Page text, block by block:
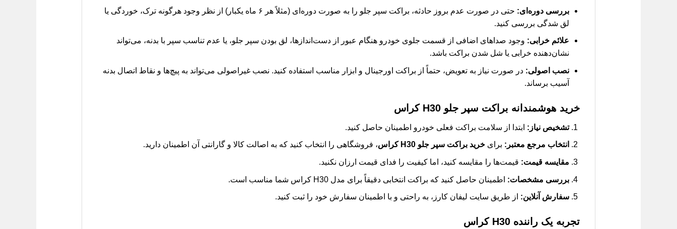
بررسی دوره‌ای:
حتی در صورت عدم بروز حادثه، براکت سپر جلو را به صورت دوره‌ای (مثلاً هر ۶ ماه یکبار) از نظر وجود هرگونه ترک، خوردگی یا
لق شدگی بررسی کنید.
علائم خرابی: وجود صداهای اضافی از قسمت جلوی خودرو هنگام عبور از دست‌اندازها، لق بودن سپر جلو، یا عدم تناسب سپر با بدنه، می‌تواند
نشان‌دهنده خرابی یا شل شدن براکت باشد.
نصب اصولی: در صورت نیاز به تعویض، حتماً از براکت اورجینال و ابزار مناسب استفاده کنید. نصب غیراصولی می‌تواند به پیچ‌ها و نقاط اتصال بدنه
آسیب برساند.
خرید هوشمندانه براکت سپر جلو H30 کراس
تشخیص نیاز: ابتدا از سلامت براکت فعلی خودرو اطمینان حاصل کنید.
انتخاب مرجع معتبر: برای خرید براکت سپر جلو H30 کراس ، فروشگاهی را انتخاب کنید که به اصالت کالا و گارانتی آن اطمینان دارید.
مقایسه قیمت: قیمت‌ها را مقایسه کنید، اما کیفیت را فدای قیمت ارزان نکنید.
بررسی مشخصات: اطمینان حاصل کنید که براکت انتخابی دقیقاً برای مدل H30 کراس شما مناسب است.
سفارش آنلاین: از طریق سایت لیفان کارز، به راحتی و با اطمینان سفارش خود را ثبت کنید.
تجربه یک راننده H30 کراس